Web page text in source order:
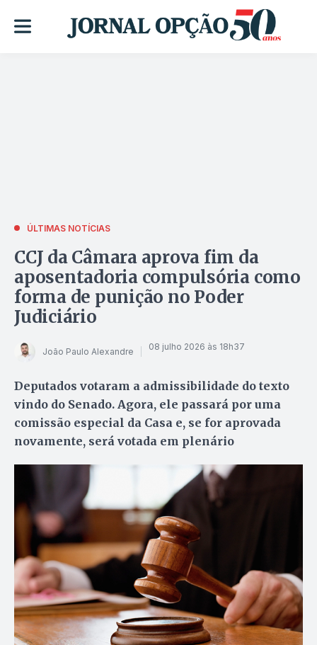
ÚLTIMAS NOTÍCIAS
CCJ da Câmara aprova fim da
aposentadoria compulsória como
forma de punição no Poder
Judiciário
João Paulo Alexandre 08 julho 2026 às 18h37
Deputados votaram a admissibilidade do texto
vindo do Senado. Agora, ele passará por uma
comissão especial da Casa e, se for aprovada
novamente, será votada em plenário